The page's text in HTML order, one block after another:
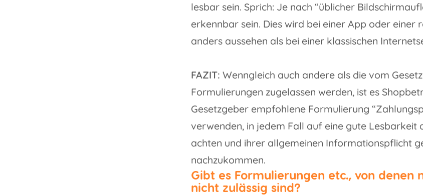
lesbar sein. Sprich: Je nach “üblicher
erkennbar sein. Dies wird bei einer App oder einer
anders aussehen als bei einer klassischen
FAZIT: Wenngleich auch andere als die vom
Formulierungen zugelassen werden, ist es
Gesetzgeber empfohlene Formulierung
verwenden, in jedem Fall auf eine gute Lesbarkeit
achten und ihrer allgemeinen Informationspflicht
nachzukommen.
Gibt es Formulierungen etc., von denen
nicht zulässig sind?